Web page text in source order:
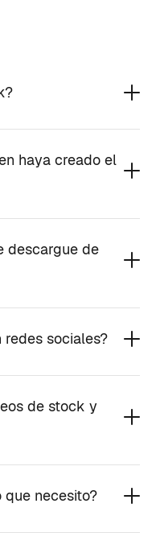
haya creado el
descargue de
sociales?
de stock y
necesito?